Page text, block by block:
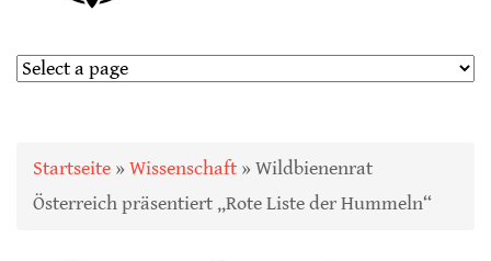
Sie sind hier
Startseite » Wissenschaft » Wildbienenrat
Österreich präsentiert „Rote Liste der Hummeln“